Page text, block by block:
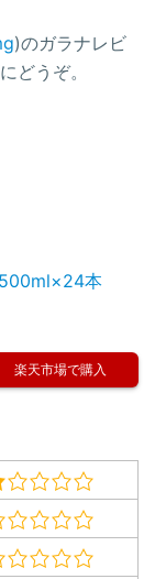
)のガラナレビ
どうぞ。
本
楽天市場で購入